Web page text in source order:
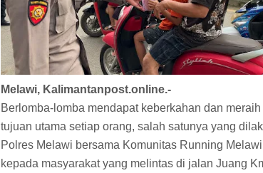
Melawi, Kalimantanpost.online.-
Berlomba-lomba mendapat keberkahan dan
tujuan utama setiap orang, salah satunya yang
Polres Melawi bersama Komunitas Running
kepada masyarakat yang melintas di jalan Juang